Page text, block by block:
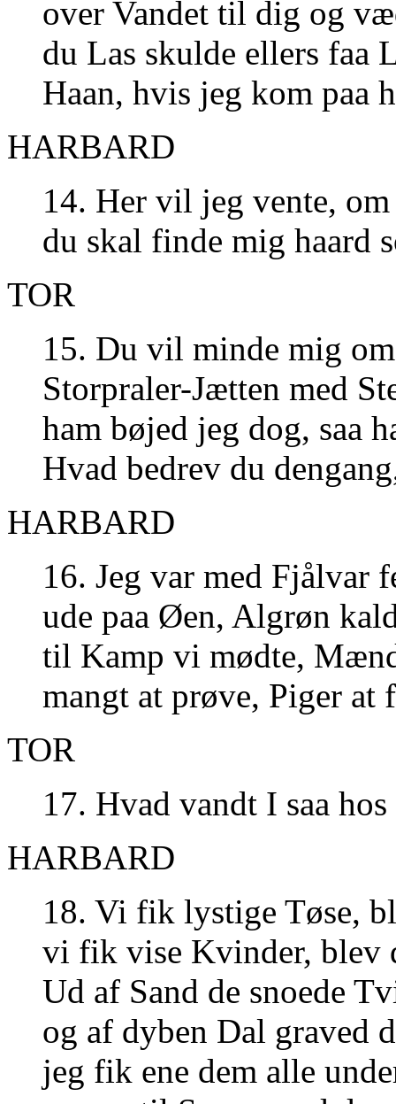
over Vandet til dig og
du Las skulde ellers faa
Haan, hvis jeg kom paa
HARBARD
14. Her vil jeg vente,
du skal finde mig haard
TOR
15. Du vil minde mig
Storpraler-Jætten med
ham bøjed jeg dog, saa
Hvad bedrev du
HARBARD
16. Jeg var med Fjålvar
ude paa Øen, Algrøn
til Kamp vi mødte,
mangt at prøve, Piger at
TOR
17. Hvad vandt I saa
HARBARD
18. Vi fik lystige Tøse,
vi fik vise Kvinder, blev
Ud af Sand de snoede
og af dyben Dal graved
jeg fik ene dem alle